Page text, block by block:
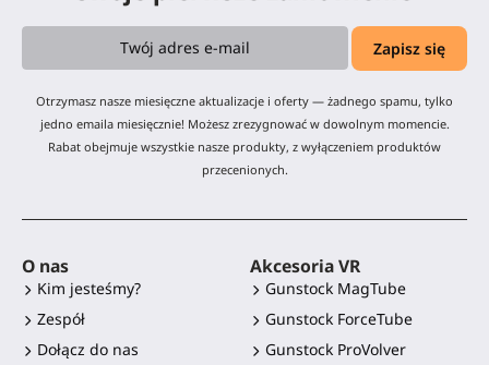
Otrzymasz nasze miesięczne aktualizacje i oferty — żadnego spamu, tylko
jedno emaila miesięcznie! Możesz zrezygnować w dowolnym momencie.
Rabat obejmuje wszystkie nasze produkty, z wyłączeniem produktów
przecenionych.
O nas
Kim jesteśmy?
Zespół
Dołącz do nas
Akcesoria VR
Gunstock MagTube
Gunstock ForceTube
Gunstock ProVolver